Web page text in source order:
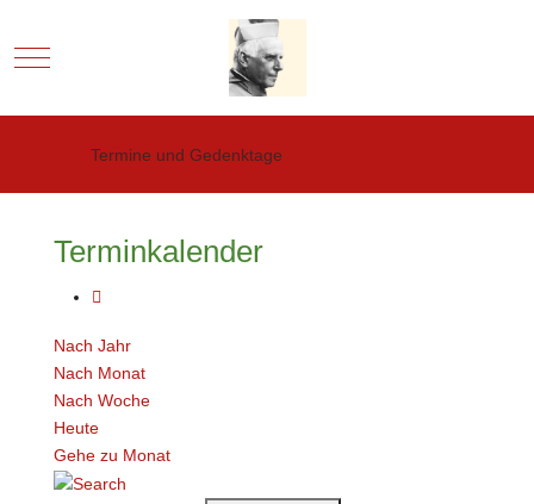
Mobile Menu Toggle
Termine und Gedenktage
Terminkalender
Nach Jahr
Nach Monat
Nach Woche
Heute
Gehe zu Monat